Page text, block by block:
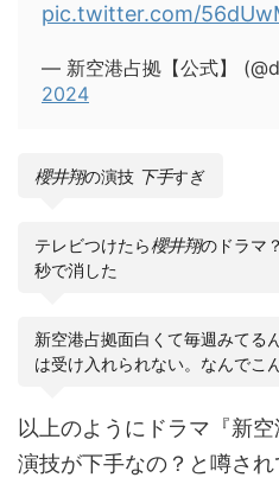
pic.twitter.com/
— 新空港占拠【公式】
2024
櫻井翔の演技 下手すぎ
テレビつけたら櫻井翔のドラマ
秒で消した
新空港占拠面白くて毎週みてる
は受け入れられない。なんでこ
以上のようにドラマ『新
演技が下手なの？と噂され